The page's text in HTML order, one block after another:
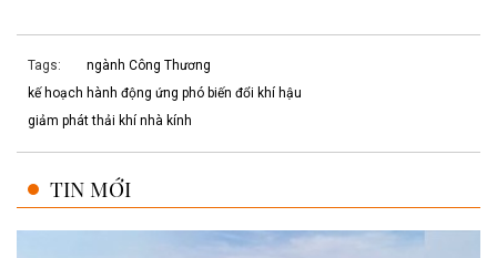
Tags:
ngành Công Thương
kế hoạch hành động ứng phó biến đổi khí hậu
giảm phát thải khí nhà kính
TIN MỚI